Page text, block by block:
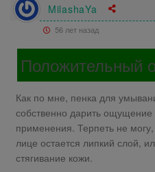
MilashaYa
56 лет назад
Положительный
Как по мне, пенка для
собственно дарить ощущение
применения. Терпеть не
лице остается липкий слой,
стягивание кожи.